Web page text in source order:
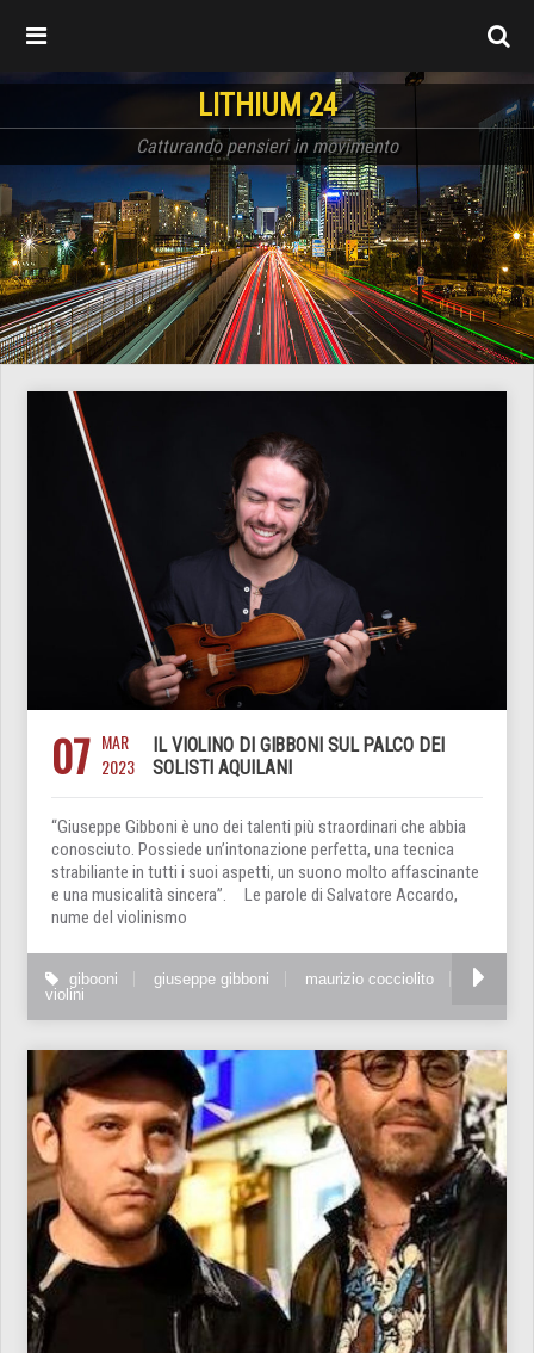
LITHIUM 24
Catturando pensieri in movimento
07 MAR
2023
IL VIOLINO DI GIBBONI SUL PALCO DEI
SOLISTI AQUILANI
“Giuseppe Gibboni è uno dei talenti più straordinari che abbia
conosciuto. Possiede un’intonazione perfetta, una tecnica
strabiliante in tutti i suoi aspetti, un suono molto affascinante
e una musicalità sincera”. Le parole di Salvatore Accardo,
nume del violinismo
gibooni giuseppe gibboni
maurizio cocciolito
violini